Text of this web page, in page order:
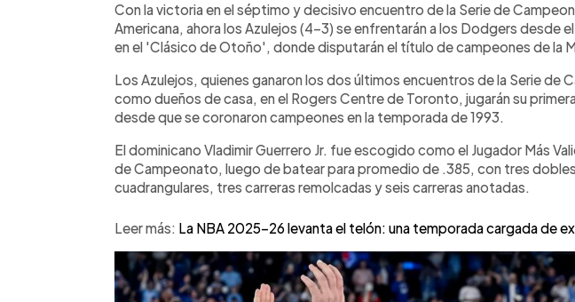
primera vez desde 1993, donde enfrentará a los Dodgers de Los
Vladimir Guerrero Jr. fue elegido Jugador Más Valioso de la serie
su promedio de .385 y tres cuadrangulares. Los Azulejos ganaron
Con la victoria en el séptimo y decisivo encuentro de la Serie de
Americana, ahora los Azulejos (4-3) se enfrentarán a los Dodgers desde
en el 'Clásico de Otoño', donde disputarán el título de campeones de la
Los Azulejos, quienes ganaron los dos últimos encuentros de la Serie de
como dueños de casa, en el Rogers Centre de Toronto, jugarán su
desde que se coronaron campeones en la temporada de 1993.
El dominicano Vladimir Guerrero Jr. fue escogido como el Jugador Más
de Campeonato, luego de batear para promedio de .385, con tres
cuadrangulares, tres carreras remolcadas y seis carreras anotadas.
Leer más: La NBA 2025-26 levanta el telón: una temporada cargada de